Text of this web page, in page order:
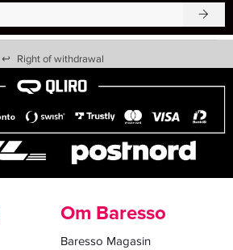
↩ Right of withdrawal
Om Baresso
Baresso Magasin